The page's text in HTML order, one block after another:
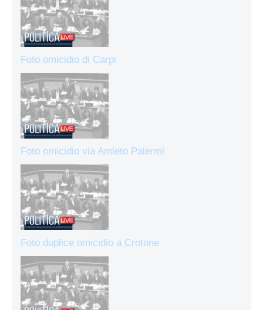
Foto omicidio di Carpi
Foto omicidio via Amleto Palermi
Foto duplice omicidio a Crotone